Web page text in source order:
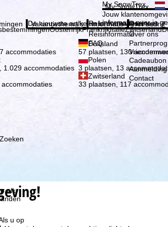
elk
u op
My SnowTrex
My SnowTrex
Jouw
informatie over je
OostenrijkFrankrijkItaliëZwitserland
accommodaties
Duitsland
57 plaatsen, 130
1.029 accommodaties
Polen
3 plaatsen, 13
Zwitserland
33 plaatsen, 117
Vakantiethema's
De nieuwste artikelen in ons magazine
Informatie
Reisinformatie
Reisinformatie
FAQ
Het bedrijf
Over ons
Over ons
Cadeaubon
Contact
Zoeken